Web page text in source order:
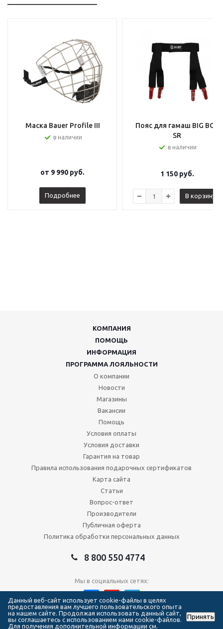
Маска Bauer Profile III
в наличии
от 9 990 руб.
Подробнее
Пояс для гамаш BIG BOY
SR
в наличии
1 150руб.
В корзину
КОМПАНИЯ
ПОМОЩЬ
ИНФОРМАЦИЯ
ПРОГРАММА ЛОЯЛЬНОСТИ
О компании
Новости
Магазины
Вакансии
Помощь
Условия оплаты
Условия доставки
Гарантия на товар
Правила использования подарочных сертификатов
Карта сайта
Статьи
Вопрос-ответ
Производители
Публичная оферта
Политика обработки персональных данных
8 800 550 4774
Мы в социальных сетях:
2026 © Сеть магазинов Forma Hockey
Данный веб-сайт использует cookie-файлы в целях
предоставления вам лучшего пользовательского опыта
на нашем сайте. Продолжая использовать данный сайт,
вы соглашаетесь с использованием нами cookie-файлов.
Для получения дополнительной информации см.
Принять